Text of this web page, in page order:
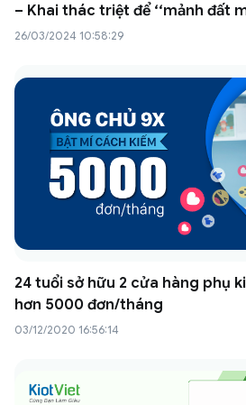
– Khai thác triệt để ‘‘mảnh đất
26/03/2024 10:58:29
24 tuổi sở hữu 2 cửa hàng phụ
hơn 5000 đơn/tháng
03/12/2020 16:56:14